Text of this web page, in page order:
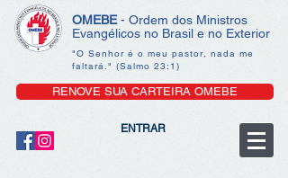
OMEBE- Ordem dos Ministros
Evangélicos no Brasil e no Exterior
"O Senhor é o meu pastor, nada me
faltará." (Salmo 23:1)
RENOVE SUA CARTEIRA OMEBE
ENTRAR